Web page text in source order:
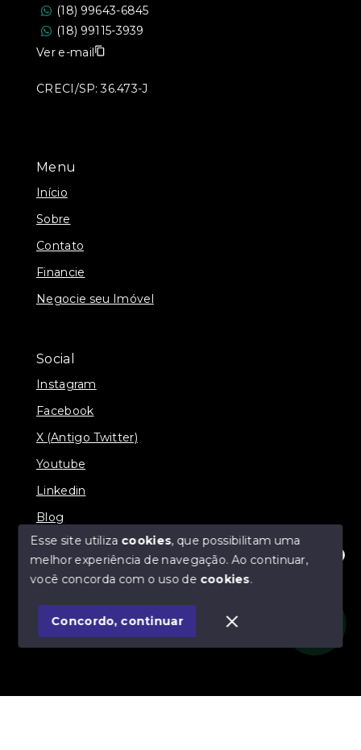
Olá! Estamos disponíveis para te ajudar.
Menu
Início
Sobre
Contato
Financie
Negocie seu Imóvel
Social
Instagram
Facebook
X (Antigo Twitter)
Youtube
Linkedin
Blog
© Copyright 2026 - Imobiliária SÃO VICENTE
SITE PARA IMOBILIARIA
(18) 99643-6845
(18) 99115-3939
Ver e-mail
CRECI/SP: 36.473-J
Esse site utiliza cookies, que possibilitam uma
melhor experiência de navegação.Ao continuar,
você concorda com o uso de cookies.
Concordo, continuar